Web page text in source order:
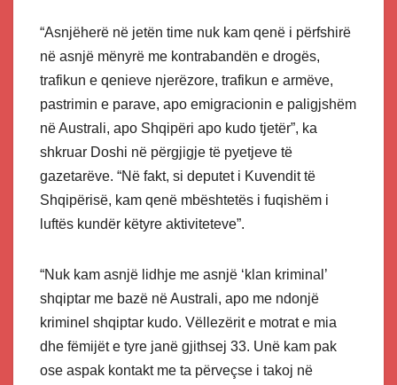
“Asnjëherë në jetën time nuk kam qenë i përfshirë
në asnjë mënyrë me kontrabandën e drogës,
trafikun e qenieve njerëzore, trafikun e armëve,
pastrimin e parave, apo emigracionin e paligjshëm
në Australi, apo Shqipëri apo kudo tjetër”, ka
shkruar Doshi në përgjigje të pyetjeve të
gazetarëve. “Në fakt, si deputet i Kuvendit të
Shqipërisë, kam qenë mbështetës i fuqishëm i
luftës kundër këtyre aktiviteteve”.
“Nuk kam asnjë lidhje me asnjë ‘klan kriminal’
shqiptar me bazë në Australi, apo me ndonjë
kriminel shqiptar kudo. Vëllezërit e motrat e mia
dhe fëmijët e tyre janë gjithsej 33. Unë kam pak
ose aspak kontakt me ta përveçse i takoj në